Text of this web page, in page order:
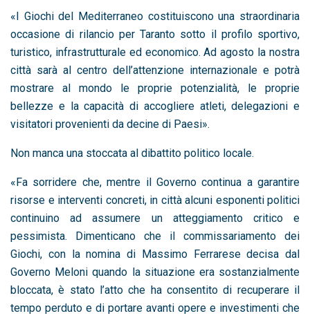
«I Giochi del Mediterraneo costituiscono una straordinaria
occasione di rilancio per Taranto sotto il profilo sportivo,
turistico, infrastrutturale ed economico. Ad agosto la nostra
città sarà al centro dell’attenzione internazionale e potrà
mostrare al mondo le proprie potenzialità, le proprie
bellezze e la capacità di accogliere atleti, delegazioni e
visitatori provenienti da decine di Paesi».
Non manca una stoccata al dibattito politico locale.
«Fa sorridere che, mentre il Governo continua a garantire
risorse e interventi concreti, in città alcuni esponenti politici
continuino ad assumere un atteggiamento critico e
pessimista. Dimenticano che il commissariamento dei
Giochi, con la nomina di Massimo Ferrarese decisa dal
Governo Meloni quando la situazione era sostanzialmente
bloccata, è stato l’atto che ha consentito di recuperare il
tempo perduto e di portare avanti opere e investimenti che